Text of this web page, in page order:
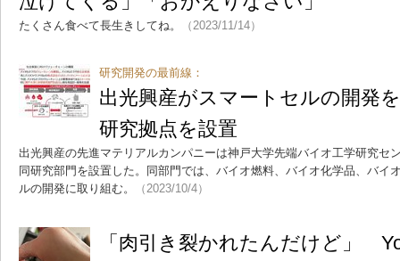
たくさん食べて長生きしてね。 （2023/11/14）
研究開発の最前線：
出光興産がスマートセルの開発
研究拠点を設置
出光興産の先進マテリアルカンパニーは神戸大学先端バイオ工学研究セ
同研究部門を設置した。同部門では、バイオ燃料、バイオ化学品、バイ
ルの開発に取り組む。
（2023/10/4）
「肉引き裂かれたんだけど」